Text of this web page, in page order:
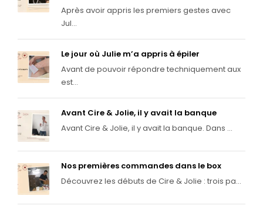
Après avoir appris les premiers gestes avec
Jul...
Le jour où Julie m’a appris à épiler
Avant de pouvoir répondre techniquement aux
est...
Avant Cire & Jolie, il y avait la banque
Avant Cire & Jolie, il y avait la banque. Dans ...
Nos premières commandes dans le box
Découvrez les débuts de Cire & Jolie : trois pa...